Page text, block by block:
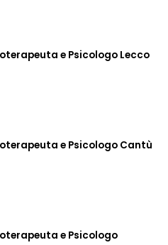
e Psicologo Lecco
e Psicologo Cantù
e Psicologo